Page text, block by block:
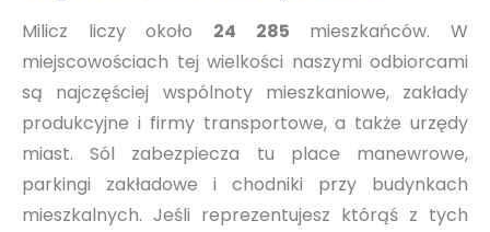
Milicz liczy około 24 285 mieszkańców. W
miejscowościach tej wielkości naszymi odbiorcami
są najczęściej wspólnoty mieszkaniowe, zakłady
produkcyjne i firmy transportowe, a także urzędy
miast. Sól zabezpiecza tu place manewrowe,
parkingi zakładowe i chodniki przy budynkach
mieszkalnych. Jeśli reprezentujesz którąś z tych